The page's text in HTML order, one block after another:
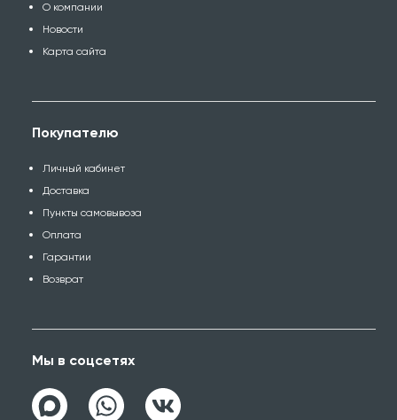
О компании
Новости
Карта сайта
Покупателю
Личный кабинет
Доставка
Пункты самовывоза
Оплата
Гарантии
Возврат
Мы в соцсетях